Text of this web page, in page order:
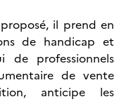
il prend en
de handicap et
de professionnels
de vente
anticipe les